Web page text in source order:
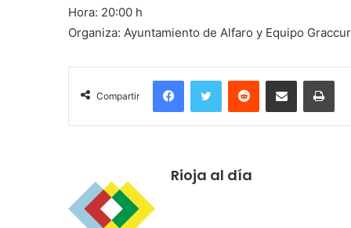
Hora: 20:00 h
Organiza: Ayuntamiento de Alfaro y Equipo
Compartir
Rioja al día